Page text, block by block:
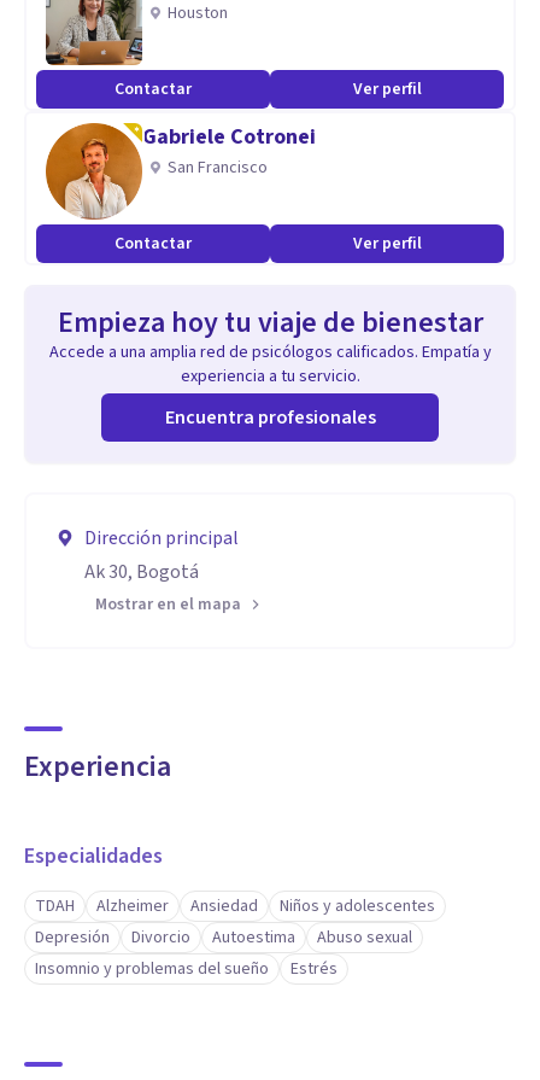
Houston
Contactar Ver perfil
Gabriele Cotronei
San Francisco
Contactar Ver perfil
Empieza hoy tu viaje de bienestar
Accede a una amplia red de psicólogos calificados. Empatía y
experiencia a tu servicio.
Encuentra profesionales
Dirección principal
Ak 30, Bogotá
Mostrar en el mapa
Experiencia
Especialidades
TDAH Alzheimer Ansiedad
Niños y adolescentes
Depresión
Divorcio Autoestima
Abuso sexual
Insomnio y problemas del sueño
Estrés